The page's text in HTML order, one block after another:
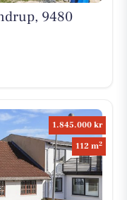
9480
1.845.000 kr
112 m2